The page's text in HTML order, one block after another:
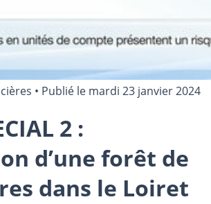
• Publié le mardi 23 janvier 2024
2 :
d’une forêt de
dans le Loiret